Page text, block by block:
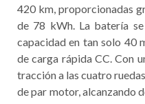
420 km, proporcionadas
de 78 kWh. La batería
capacidad en tan solo 40
de carga rápida CC. Con
tracción a las cuatro
de par motor, alcanzando